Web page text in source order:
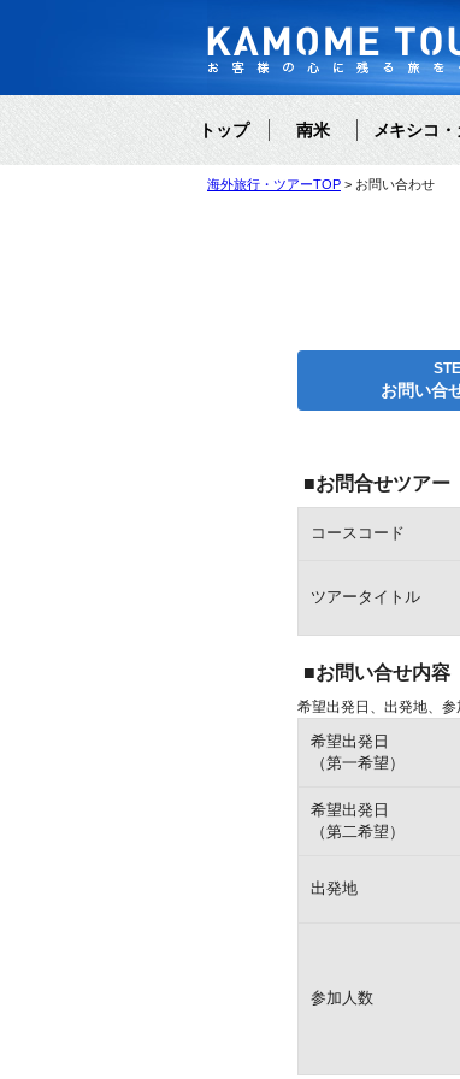
トップ 南米 メキシコ
海外旅行・ツアーTOP お問い合わせ
お問い合
■お問合せツアー
コースコード
ツアータイトル
■お問い合せ内容
希望出発日、出発地、
希望出発日
（第一希望）
希望出発日
（第二希望）
出発地
参加人数